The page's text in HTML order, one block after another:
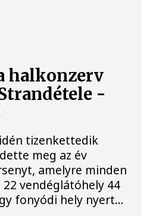
halkonzerv
-
tizenkettedik
meg az év
amelyre minden
vendéglátóhely 44
fonyódi hely nyert...